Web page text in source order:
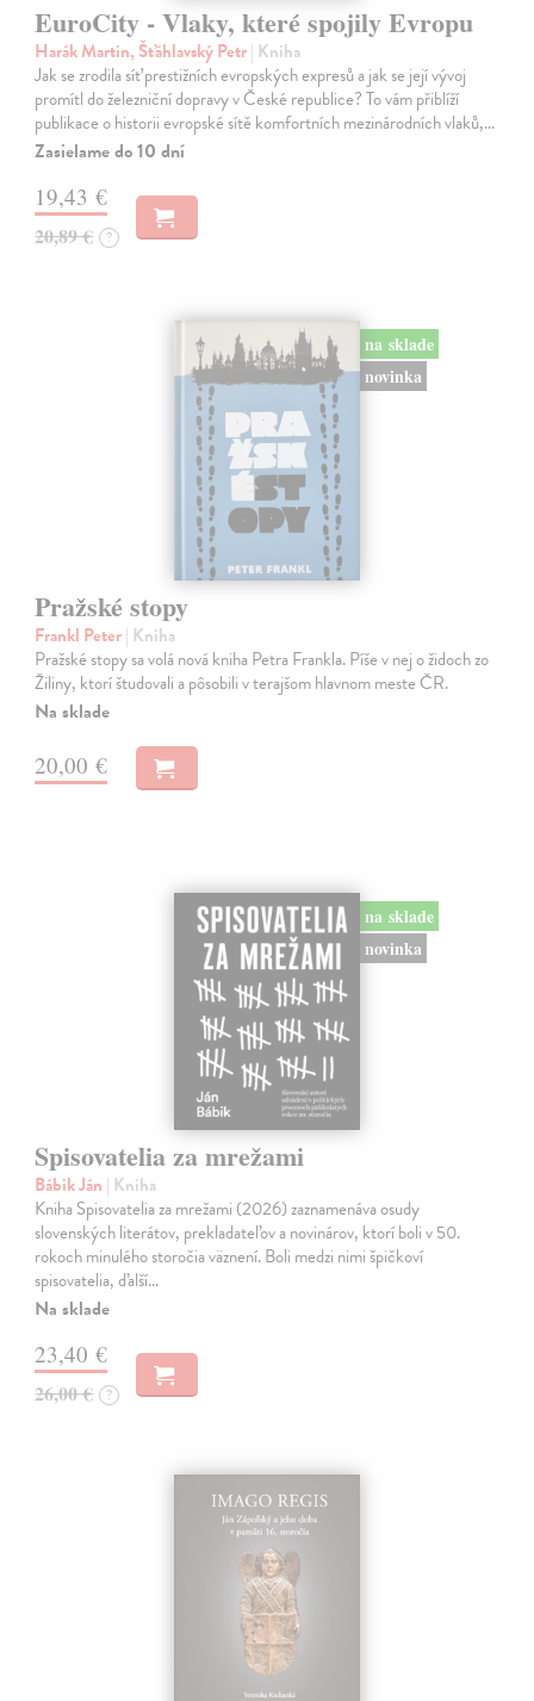
EuroCity - Vlaky, které spojily Evropu
Harák Martin, Šťáhlavský Petr| Kniha
Jak se zrodila síť prestižních evropských expresů a jak se její vývoj
promítl do železniční dopravy v České republice? To vám přiblíží
publikace o historii evropské sítě komfortních mezinárodních vlaků,…
Zasielame do 10 dní
19,43 €
20,89 € ?
na sklade
novinka
Pražské stopy
Frankl Peter| Kniha
Pražské stopy sa volá nová kniha Petra Frankla. Píše v nej o židoch zo
Žiliny, ktorí študovali a pôsobili v terajšom hlavnom meste ČR.
Na sklade
20,00 €
na sklade
novinka
Spisovatelia za mrežami
Bábik Ján | Kniha
Kniha Spisovatelia za mrežami (2026) zaznamenáva osudy
slovenských literátov, prekladateľov a novinárov, ktorí boli v 50.
rokoch minulého storočia väznení. Boli medzi nimi špičkoví
spisovatelia, ďalší…
Na sklade
23,40 €
26,00 € ?